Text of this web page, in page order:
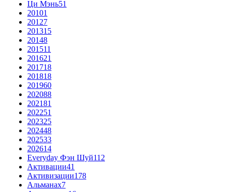
Ци Мэнь51
20101
20127
201315
20148
201511
201621
201718
201818
201960
202088
202181
202251
202325
202448
202533
202614
Everyday Фэн Шуй112
Активации41
Активизации178
Альманах7